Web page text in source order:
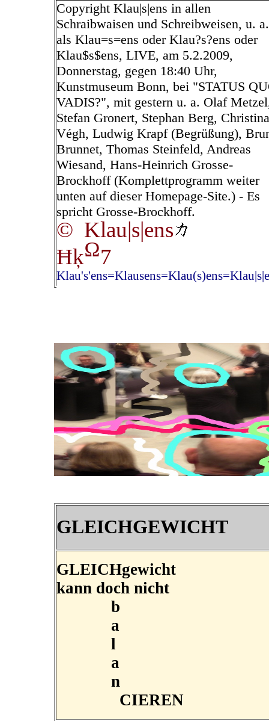
Copyright Klau|s|ens in allen
Schraibwaisen und Schreibweisen, u. a.
als Klau=s=ens oder Klau?s?ens oder
Klau$s$ens, LIVE, am 5.2.2009,
Donnerstag, gegen 18:40 Uhr,
Kunstmuseum Bonn, bei "STATUS
VADIS?", mit gestern u. a. Olaf
Stefan Gronert, Stephan Berg, Christina
Végh, Ludwig Krapf (Begrüßung),
Brunnet, Thomas Steinfeld, Andreas
Wiesand, Hans-Heinrich Grosse-
Brockhoff (Komplettprogramm weiter
unten auf dieser Homepage-Site.) - Es
spricht Grosse-Brockhoff.
© Klau|s|ens
ĦķΩ7
GLEICHGEWICHT
GLEICHgewicht
kann doch nicht
b
a
l
a
n
CIEREN